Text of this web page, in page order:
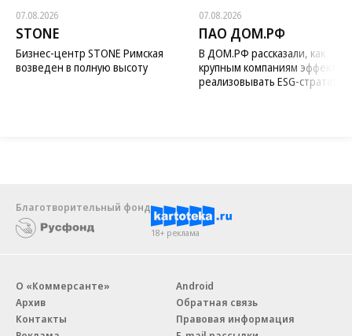
07.08.2026
STONE
Бизнес-центр STONE Римская
возведен в полную высоту
07.08.2026
ПАО ДОМ.РФ
В ДОМ.РФ рассказали, как
крупным компаниям
реализовывать ESG-стратегию
Благотворительный фонд
18+ реклама
О «Коммерсанте»
Архив
Контакты
Android
Обратная связь
Правовая информация